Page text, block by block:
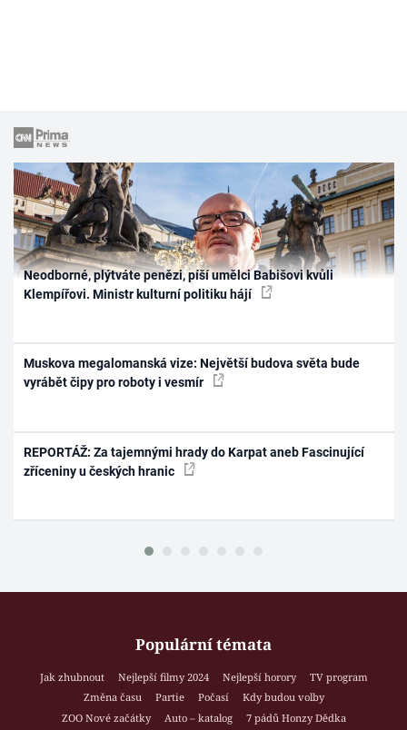
Neodborné, plýtváte penězi, píší umělci Babišovi kvůli
Klempířovi. Ministr kulturní politiku hájí
Muskova megalomanská vize: Největší budova světa bude
vyrábět čipy pro roboty i vesmír
REPORTÁŽ: Za tajemnými hrady do Karpat aneb Fascinující
zříceniny u českých hranic
Populární témata
Jak zhubnout Nejlepší filmy 2024 Nejlepší horory
TV program
Změna času
Partie Počasí
Kdy budou volby
ZOO Nové začátky
Auto – katalog
7 pádů Honzy Dědka